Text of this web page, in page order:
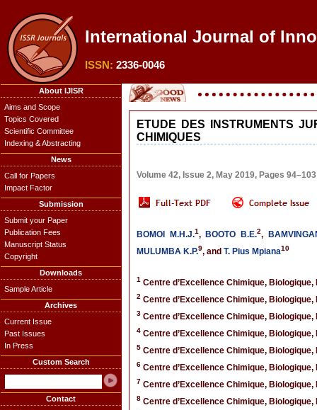
International Journal of
ISSN: 2336-0046
About IJISR
Aims and Scope
Topics Covered
Scientific Committee
Indexing & Abstracting
News
Call for Papers
Impact Factor
Submission
Submit your Paper
Publication Fees
Manuscript Status
Copyright
Downloads
Sample Article
Archives
Current Issue
Past Issues
In Press
Custom Search
Contact
ETUDE DES INSTRUMENTS
CHIMIQUES
Volume 42, Issue 2, May 2019, Pages 94–103
BOMOI M.H.J.1, BOOTO B.E.2,
MULUMBA K.P.9, and T. Pius Mpiana10
1 Centre d’Excellence Chimique,
2 Centre d’Excellence Chimique,
3 Centre d’Excellence Chimique,
4 Centre d’Excellence Chimique,
5 Centre d’Excellence Chimique,
6 Centre d’Excellence Chimique,
7 Centre d’Excellence Chimique,
8 Centre d’Excellence Chimique,